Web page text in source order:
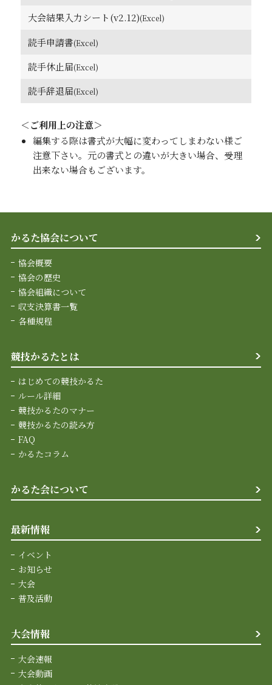
大会結果入力シート(v2.12)
読手申請書
読手休止届
読手辞退届
編集する際は書式が大幅に変わってしまわない様ご
注意下さい。元の書式との違いが大きい場合、受理
出来ない場合もございます。
かるた協会について
協会概要
協会の歴史
協会組織について
収支決算書一覧
各種規程
競技かるたとは
はじめての競技かるた
ルール詳細
競技かるたのマナー
競技かるたの読み方
FAQ
かるたコラム
かるた会について
最新情報
イベント
お知らせ
大会
普及活動
大会情報
大会速報
大会動画